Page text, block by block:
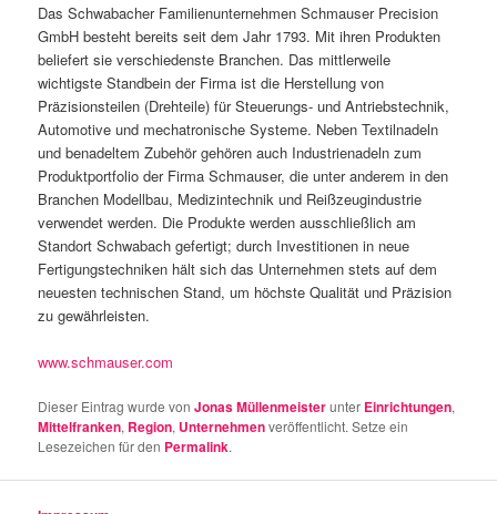
Das Schwabacher Familienunternehmen Schmauser Precision
GmbH besteht bereits seit dem Jahr 1793. Mit ihren Produkten
beliefert sie verschiedenste Branchen. Das mittlerweile
wichtigste Standbein der Firma ist die Herstellung von
Präzisionsteilen (Drehteile) für Steuerungs- und Antriebstechnik,
Automotive und mechatronische Systeme. Neben Textilnadeln
und benadeltem Zubehör gehören auch Industrienadeln zum
Produktportfolio der Firma Schmauser, die unter anderem in den
Branchen Modellbau, Medizintechnik und Reißzeugindustrie
verwendet werden. Die Produkte werden ausschließlich am
Standort Schwabach gefertigt; durch Investitionen in neue
Fertigungstechniken hält sich das Unternehmen stets auf dem
neuesten technischen Stand, um höchste Qualität und Präzision
zu gewährleisten.
www.schmauser.com
Dieser Eintrag wurde vonJonas Müllenmeisterunter Einrichtungen,
Mittelfranken, Region, Unternehmenveröffentlicht. Setze ein
Lesezeichen für den Permalink.